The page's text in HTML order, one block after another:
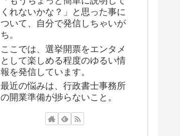
くれないかな？」と思った事に
ついて、自分で発信しちゃいが
ち。
ここでは、選挙開票をエンタメ
として楽しめる程度のゆるい情
報を発信しています。
最近の悩みは、行政書士事務所
の開業準備が捗らないこと。